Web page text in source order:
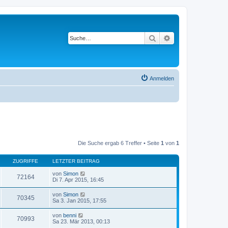
Suche
Anmelden
Die Suche ergab 6 Treffer • Seite 1 von 1
ZUGRIFFE LETZTER BEITRAG
72164 von Simon
Di 7. Apr 2015, 16:45
70345 von Simon
Sa 3. Jan 2015, 17:55
70993 von benni
Sa 23. Mär 2013, 00:13